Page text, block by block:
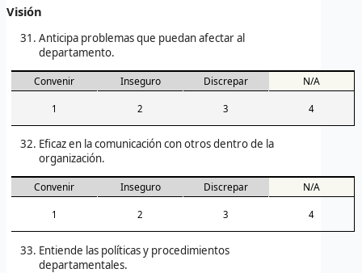
Visión
Anticipa problemas que puedan afectar al
departamento.
Convenir Inseguro Discrepar N/A
1 2 3 4
Eficaz en la comunicación con otros dentro de la
organización.
Convenir Inseguro Discrepar N/A
1 2 3 4
Entiende las políticas y procedimientos
departamentales.